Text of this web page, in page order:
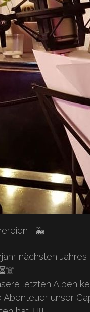
🐳
nächsten
letzten Alben
unser